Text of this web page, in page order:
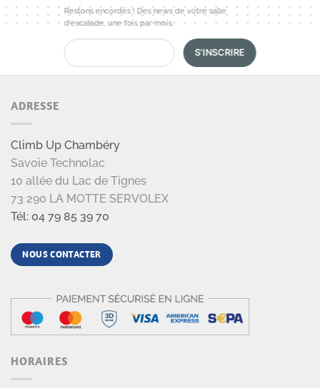
Restons encordés ! Des news de votre salle
d'escalade, une fois par mois.
ADRESSE
Climb Up Chambéry
Savoie Technolac
10 allée du Lac de Tignes
73 290 LA MOTTE SERVOLEX
Tél: 04 79 85 39 70
NOUS CONTACTER
HORAIRES